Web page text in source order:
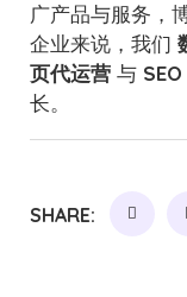
广产品与服务，
企业来说，我们
页代运营 与
长。
SHARE: